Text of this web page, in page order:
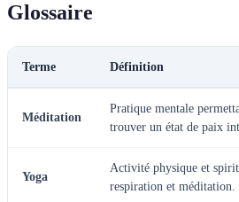
Glossaire
Terme Définition
Méditation
Pratique mentale
trouver un état de paix
Yoga
Activité physique et
respiration et méditation.